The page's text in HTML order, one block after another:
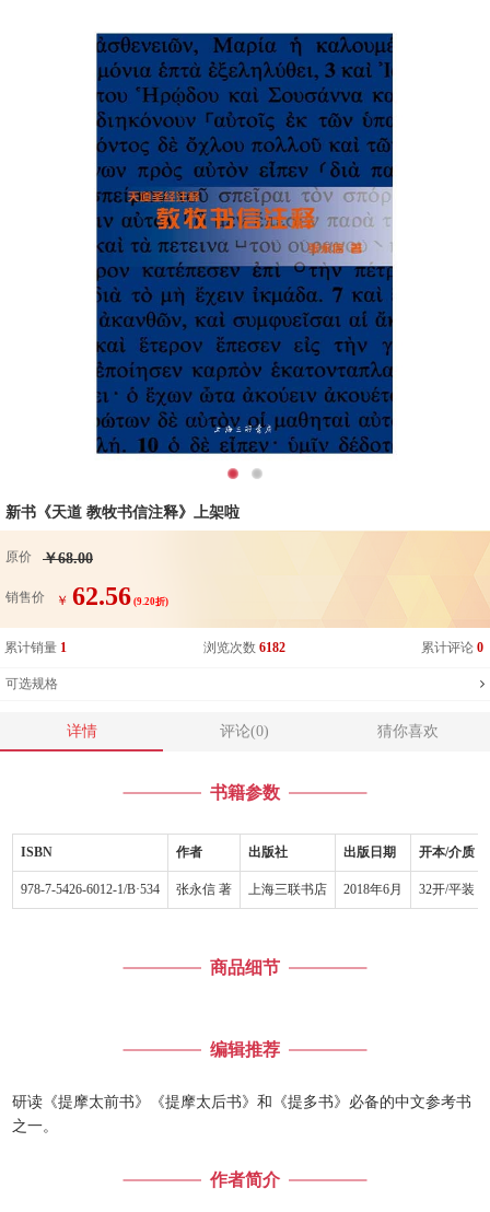
新书《天道 教牧书信注释》上架啦
原价 ￥68.00
销售价 ￥ 62.56 (9.20折)
累计销量 1 浏览次数 6182 累计评论 0
可选规格
详情 评论(0) 猜你喜欢
书籍参数
ISBN 作者 出版社 出版日期 开本/介质
978-7-5426-6012-1/B·534 张永信 著 上海三联书店 2018年6月 32开/平装
商品细节
编辑推荐
研读《提摩太前书》《提摩太后书》和《提多书》必备的中文参考书
之一。
作者简介